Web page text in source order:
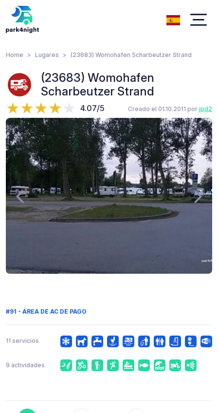
Home Lugares (23683) Womohafen Scharbeutzer Strand
(23683) Womohafen
Scharbeutzer Strand
4.07/5 Creado el 01.10.2011 por jpd2
#91 - ÁREA DE AC DE PAGO
11 servicios
9 actividades